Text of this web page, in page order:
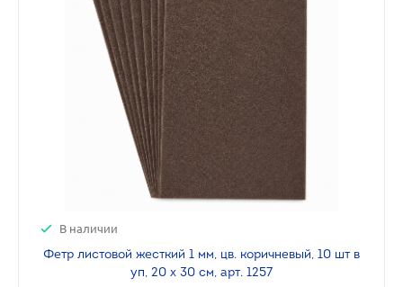
В наличии
Фетр листовой жесткий 1 мм, цв. коричневый, 10 шт в
уп, 20 х 30 см, арт. 1257